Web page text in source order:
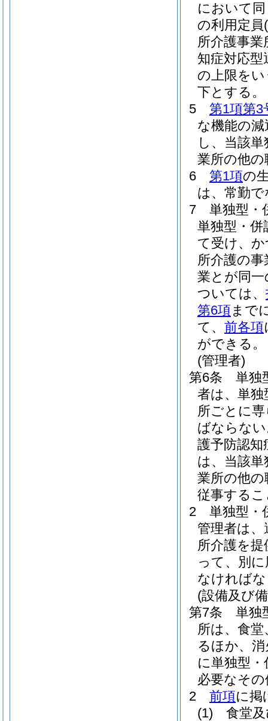
において
の利用定員
所介護事
知症対応
の上限をい
下とする。
5
第1項第3
な機能の
し、当該
業所の他
6
第1項の
は、常勤
7
単独型・
単独型・併
て受け、
所介護の
業とが同
ついては、
第6項 まで
て、 前各項
ができる。
(管理者)
第6条
単独
者は、単独
所ごとに
ばならな
護予防認知
は、当該単
業所の他
従事する
2
単独型・
管理者は、
所介護を
って、別
なければ
(設備及び
第7条
単独
所は、食
るほか、
に単独型
必要なそ
2
前項に掲
(1)
食堂